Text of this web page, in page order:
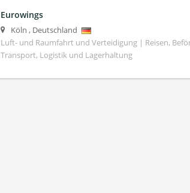
Eurowings
Köln , Deutschland
Luft- und Raumfahrt und Verteidigung | Reisen,
Transport, Logistik und Lagerhaltung